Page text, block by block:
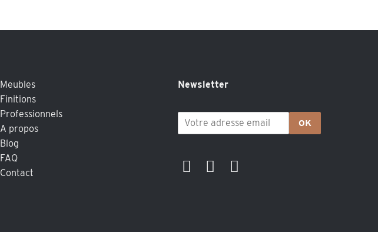
Meubles
Finitions
Professionnels
A propos
Blog
FAQ
Contact
Newsletter
OK